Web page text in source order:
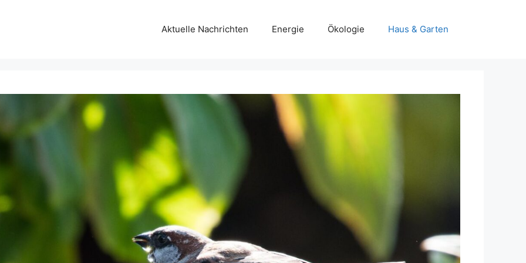
Aktuelle Nachrichten Energie Ökologie Haus & Garten